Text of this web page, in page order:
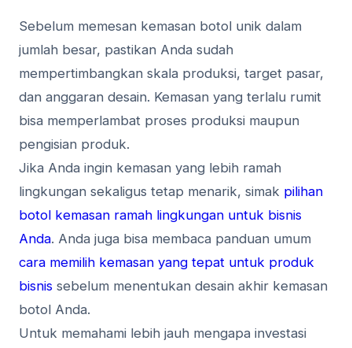
Sebelum memesan kemasan botol unik dalam
jumlah besar, pastikan Anda sudah
mempertimbangkan skala produksi, target pasar,
dan anggaran desain. Kemasan yang terlalu rumit
bisa memperlambat proses produksi maupun
pengisian produk.
Jika Anda ingin kemasan yang lebih ramah
lingkungan sekaligus tetap menarik, simak pilihan
botol kemasan ramah lingkungan untuk bisnis
Anda. Anda juga bisa membaca panduan umum
cara memilih kemasan yang tepat untuk produk
bisnis sebelum menentukan desain akhir kemasan
botol Anda.
Untuk memahami lebih jauh mengapa investasi